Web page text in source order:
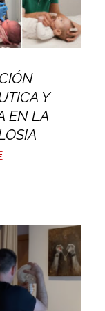
Y
EN LA